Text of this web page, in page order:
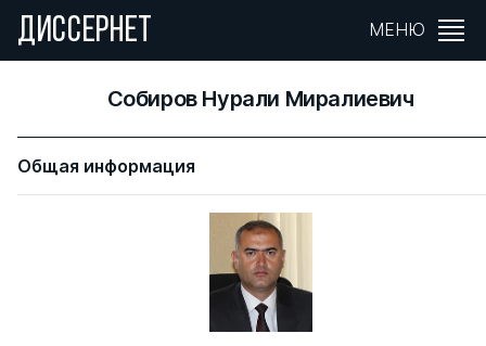
ДИССЕРНЕТ МЕНЮ
Собиров Нурали Миралиевич
Общая информация